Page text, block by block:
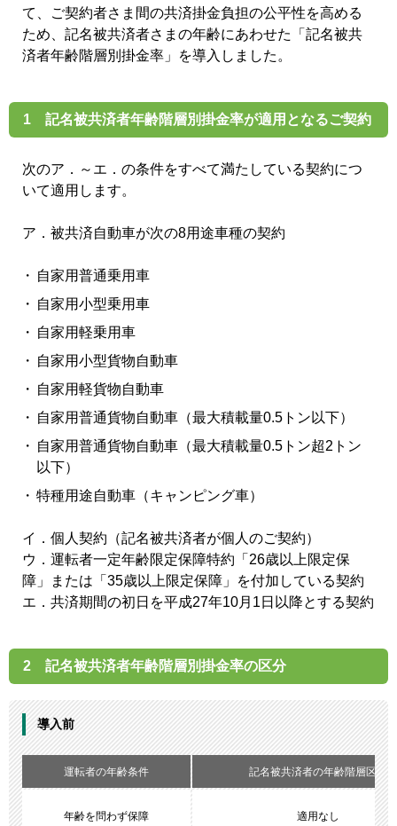
て、ご契約者さま間の共済掛金負担の公平性を高める
ため、記名被共済者さまの年齢にあわせた「記名被共
済者年齢階層別掛金率」を導入しました。
1 記名被共済者年齢階層別掛金率が適用となるご契約
次のア．～エ．の条件をすべて満たしている契約につ
いて適用します。
ア．被共済自動車が次の8用途車種の契約
自家用普通乗用車
自家用小型乗用車
自家用軽乗用車
自家用小型貨物自動車
自家用軽貨物自動車
自家用普通貨物自動車（最大積載量0.5トン以下）
自家用普通貨物自動車（最大積載量0.5トン超2トン
以下）
特種用途自動車（キャンピング車）
イ．個人契約（記名被共済者が個人のご契約）
ウ．運転者一定年齢限定保障特約「26歳以上限定保
障」または「35歳以上限定保障」を付加している契約
エ．共済期間の初日を平成27年10月1日以降とする契約
2 記名被共済者年齢階層別掛金率の区分
導入前
運転者の年齢条件 記名被共済者の年齢階層区分
年齢を問わず保障 適用なし